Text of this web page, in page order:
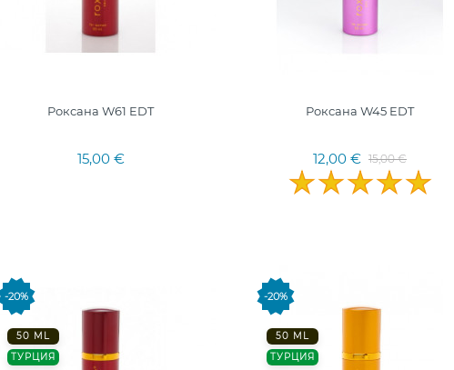
Роксана W61 EDT
15,00 €
Роксана W45 EDT
12,00 € 15,00 €
-20%
50 ML
ТУРЦИЯ
-20%
50 ML
ТУРЦИЯ